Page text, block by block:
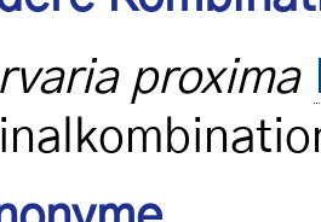
proxima